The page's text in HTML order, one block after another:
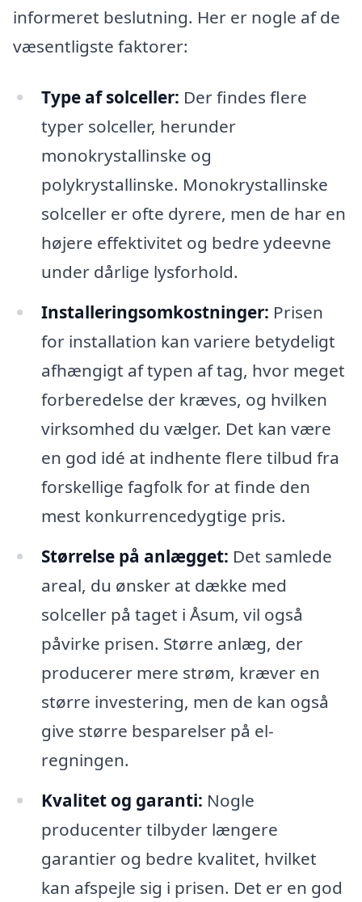
informeret beslutning. Her er nogle af de
væsentligste faktorer:
Type af solceller: Der findes flere
typer solceller, herunder
monokrystallinske og
polykrystallinske. Monokrystallinske
solceller er ofte dyrere, men de har en
højere effektivitet og bedre ydeevne
under dårlige lysforhold.
Installeringsomkostninger: Prisen
for installation kan variere betydeligt
afhængigt af typen af tag, hvor meget
forberedelse der kræves, og hvilken
virksomhed du vælger. Det kan være
en god idé at indhente flere tilbud fra
forskellige fagfolk for at finde den
mest konkurrencedygtige pris.
Størrelse på anlægget: Det samlede
areal, du ønsker at dække med
solceller på taget i Åsum, vil også
påvirke prisen. Større anlæg, der
producerer mere strøm, kræver en
større investering, men de kan også
give større besparelser på el-
regningen.
Kvalitet og garanti: Nogle
producenter tilbyder længere
garantier og bedre kvalitet, hvilket
kan afspejle sig i prisen. Det er en god